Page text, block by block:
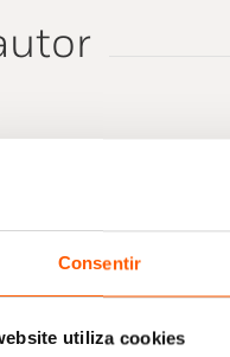
Consentir
utiliza cookies